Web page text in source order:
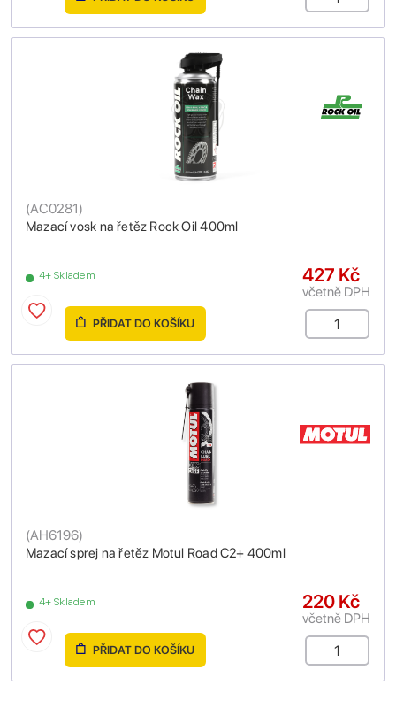
Mazací vosk na řetěz Rock Oil 400ml
(AC0281)
4+ Skladem 427 Kč
včetně DPH
PŘIDAT DO KOŠÍKU
Mazací sprej na řetěz Motul Road C2+ 400ml
(AH6196)
4+ Skladem 220 Kč
včetně DPH
PŘIDAT DO KOŠÍKU